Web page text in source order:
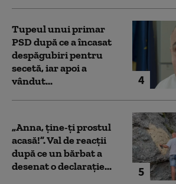
4
Tupeul unui primar
PSD după ce a încasat
despăgubiri pentru
secetă, iar apoi a
vândut...
5
„Anna, ţine-ţi prostul
acasă!”. Val de reacții
după ce un bărbat a
desenat o declarație...